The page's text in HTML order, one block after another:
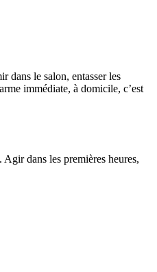
dans le salon, entasser les
immédiate, à domicile, c’est
dans les premières heures,